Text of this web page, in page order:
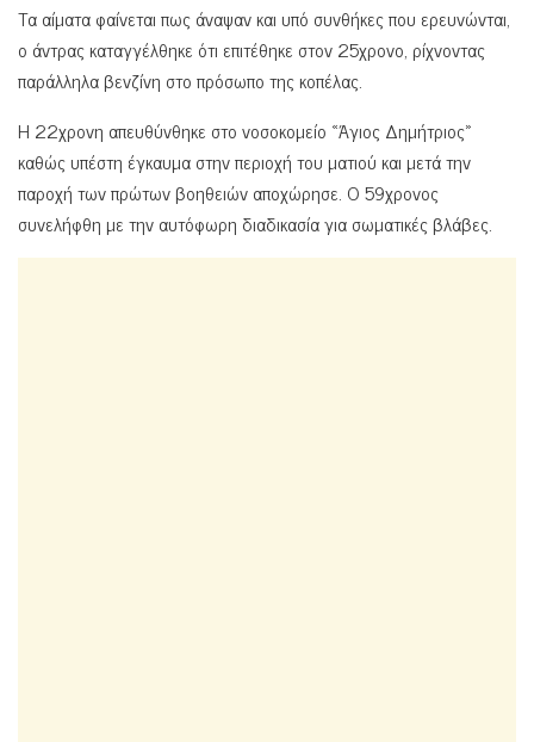
Τα αίματα φαίνεται πως άναψαν και υπό συνθήκες που ερευνώνται,
ο άντρας καταγγέλθηκε ότι επιτέθηκε στον 25χρονο, ρίχνοντας
παράλληλα βενζίνη στο πρόσωπο της κοπέλας.
Η 22χρονη απευθύνθηκε στο νοσοκομείο «Άγιος Δημήτριος»
καθώς υπέστη έγκαυμα στην περιοχή του ματιού και μετά την
παροχή των πρώτων βοηθειών αποχώρησε. Ο 59χρονος
συνελήφθη με την αυτόφωρη διαδικασία για σωματικές βλάβες.